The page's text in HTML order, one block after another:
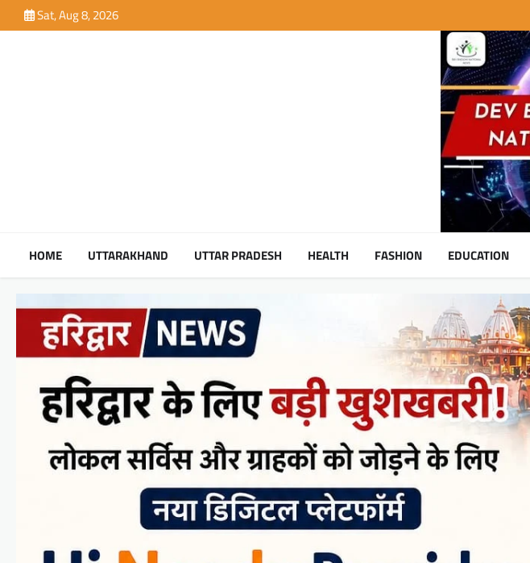
to
Sat, Aug 8, 2026
HOME UTTARAKHAND UTTAR PRADESH HEALTH FASHION EDUCATION